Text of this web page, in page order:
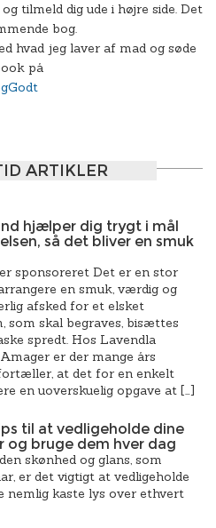
og tilmeld dig ude i højre side. Det
bog.
hvad jeg laver af mad og søde
på
ARTIKLER
hjælper dig trygt i mål
så det bliver en smuk
sponsoreret Det er en stor
en smuk, værdig og
afsked for et elsket
som skal begraves, bisættes
spredt. Hos Lavendla
er der mange års
at det for en enkelt
en uoverskuelig opgave at […]
til at vedligeholde dine
og bruge dem hver dag
skønhed og glans, som
er det vigtigt at vedligeholde
nemlig kaste lys over ethvert